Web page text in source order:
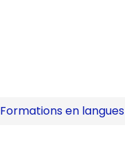
Formations en langues